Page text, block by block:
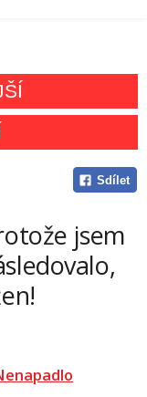
Sdílet
jsem